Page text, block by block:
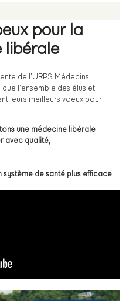
pour la
libérale
de l’URPS Médecins
l’ensemble des élus et
leurs meilleurs voeux pour
une médecine libérale
avec qualité,
système de santé plus efficace